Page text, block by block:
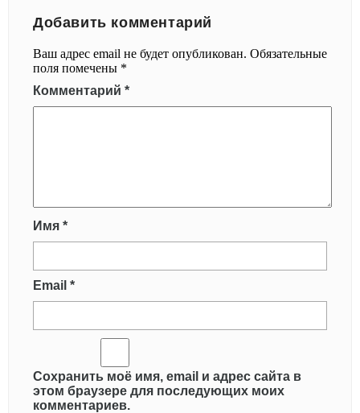
Добавить комментарий
Ваш адрес email не будет опубликован. Обязательные
поля помечены *
Комментарий *
Имя *
Email *
Сохранить моё имя, email и адрес сайта в
этом браузере для последующих моих
комментариев.